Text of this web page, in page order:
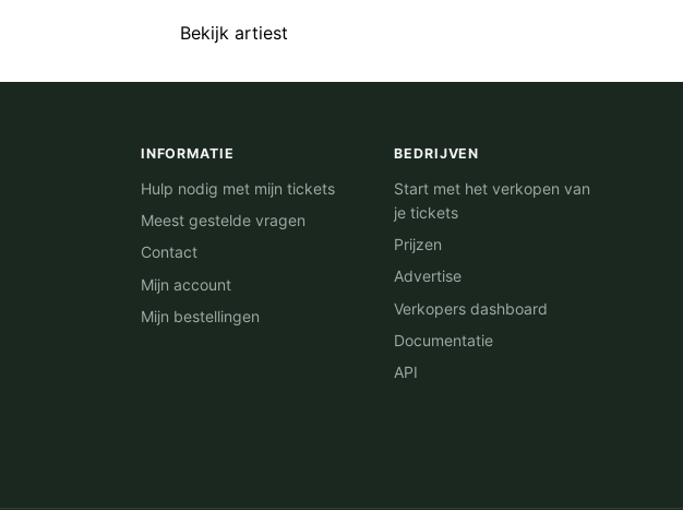
Bekijk artiest
INFORMATIE
Hulp nodig met mijn tickets
Meest gestelde vragen
Contact
Mijn account
Mijn bestellingen
BEDRIJVEN
Start met het verkopen van
je tickets
Prijzen
Advertise
Verkopers dashboard
Documentatie
API